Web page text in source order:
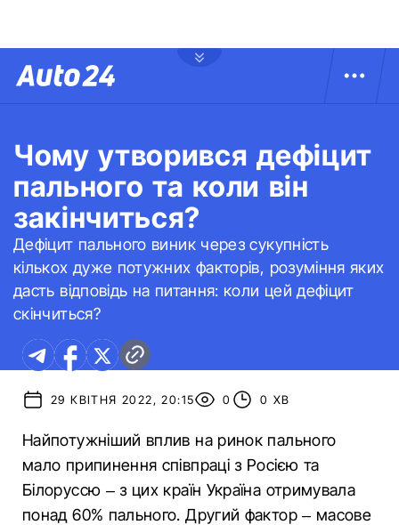
Чому утворився дефіцит
пального та коли він
закінчиться?
Дефіцит пального виник через сукупність
кількох дуже потужних факторів, розуміння яких
дасть відповідь на питання: коли цей дефіцит
скінчиться?
29 КВІТНЯ 2022, 20:15 0 0 ХВ
Найпотужніший вплив на ринок пального
мало припинення співпраці з Росією та
Білоруссю – з цих країн Україна отримувала
понад 60% пального. Другий фактор – масове